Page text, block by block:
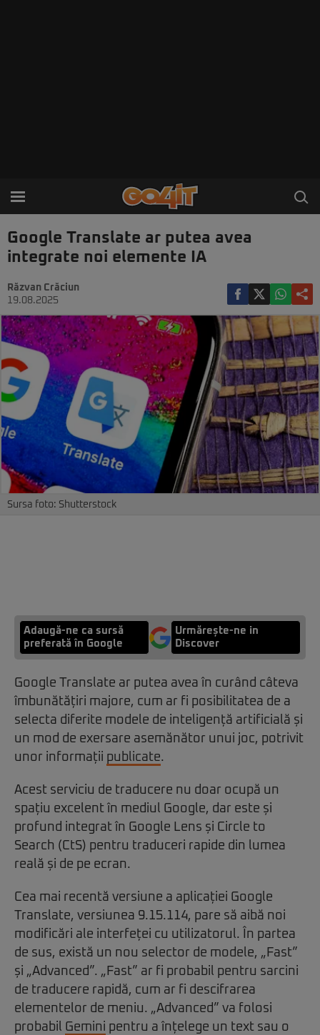
Google Translate ar putea avea
integrate noi elemente IA
Răzvan Crăciun
19.08.2025
Sursa foto: Shutterstock
Adaugă-ne ca sursă
preferată în Google
Urmărește-ne in
Discover
Google Translate ar putea avea în curând câteva
îmbunătățiri majore, cum ar fi posibilitatea de a
selecta diferite modele de inteligență artificială și
un mod de exersare asemănător unui joc, potrivit
unor informații publicate.
Acest serviciu de traducere nu doar ocupă un
spațiu excelent în mediul Google, dar este și
profund integrat în Google Lens și Circle to
Search (CtS) pentru traduceri rapide din lumea
reală și de pe ecran.
Cea mai recentă versiune a aplicației Google
Translate, versiunea 9.15.114, pare să aibă noi
modificări ale interfeței cu utilizatorul. În partea
de sus, există un nou selector de modele, „Fast”
și „Advanced”. „Fast” ar fi probabil pentru sarcini
de traducere rapidă, cum ar fi descifrarea
elementelor de meniu. „Advanced” va folosi
probabil Gemini pentru a înțelege un text sau o